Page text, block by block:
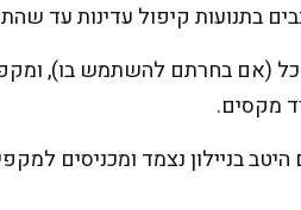
בתנועות קיפול עדינות עד
(אם בחרתם להשתמש בו),
מקסים.